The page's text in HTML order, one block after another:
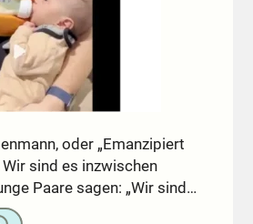
oder „Emanzipiert
Wir sind es inzwischen
Paare sagen: „Wir sind…